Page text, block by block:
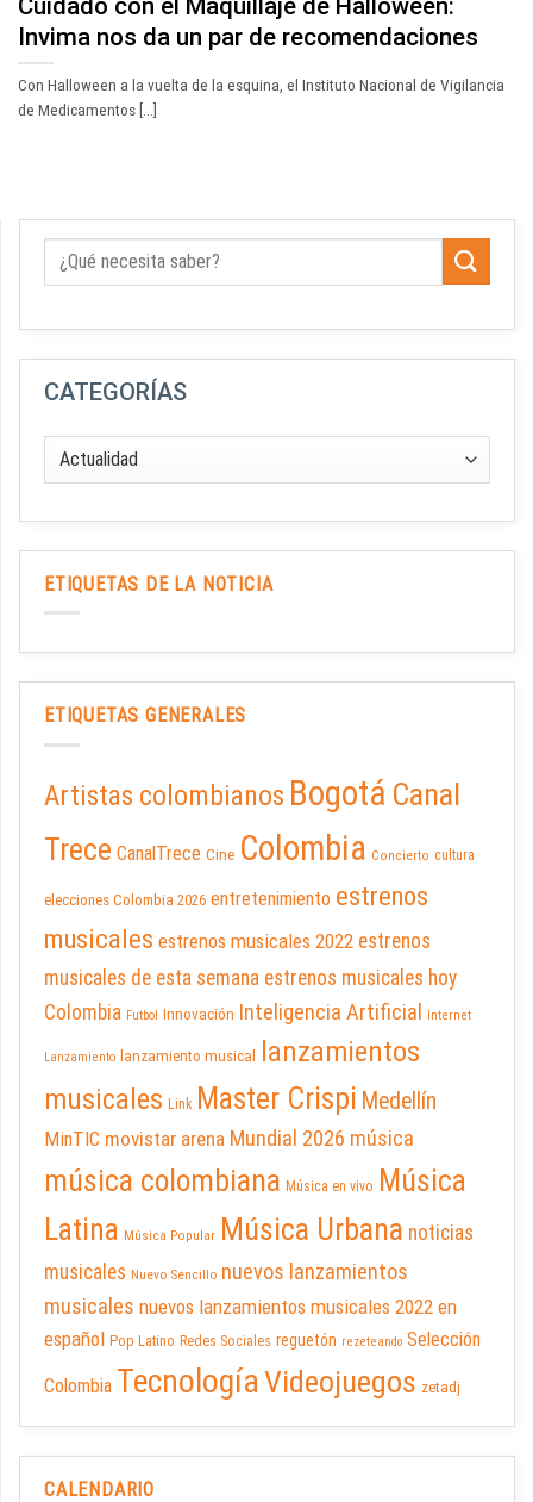
Invima nos da un par de recomendaciones
Con Halloween a la vuelta de la esquina, el Instituto Nacional de Vigilancia
de Medicamentos [...]
CATEGORÍAS
ETIQUETAS DE LA NOTICIA
ETIQUETAS GENERALES
Artistas colombianos Bogotá Canal
Trece CanalTrece Cine Colombia Concierto cultura
elecciones Colombia 2026 entretenimiento estrenos
musicales estrenos musicales 2022 estrenos
musicales de esta semana estrenos musicales hoy
Colombia Futbol Innovación Inteligencia Artificial Internet
Lanzamiento lanzamiento musical
lanzamientos
musicales Link Master Crispi Medellín
MinTIC movistar arena Mundial 2026 música
música colombiana Música en vivo Música
Latina Música Popular Música Urbana noticias
musicales Nuevo Sencillo nuevos lanzamientos
musicales nuevos lanzamientos musicales 2022 en
español Pop Latino Redes Sociales reguetón rezeteando Selección
Colombia TecnologíaVideojuegos zetadj
CALENDARIO